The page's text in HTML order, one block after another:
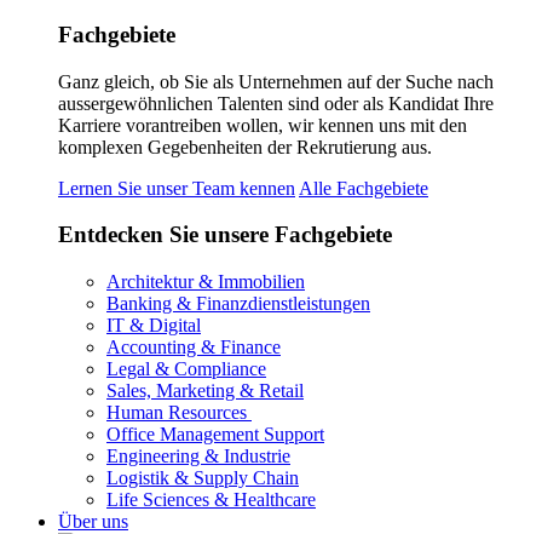
Fachgebiete
Ganz gleich, ob Sie als Unternehmen auf der Suche nach
aussergewöhnlichen Talenten sind oder als Kandidat Ihre
Karriere vorantreiben wollen, wir kennen uns mit den
komplexen Gegebenheiten der Rekrutierung aus.
Lernen Sie unser Team kennen Alle Fachgebiete
Entdecken Sie unsere Fachgebiete
Architektur & Immobilien
Banking & Finanzdienstleistungen
IT & Digital
Accounting & Finance
Legal & Compliance
Sales, Marketing & Retail
Human Resources
Office Management Support
Engineering & Industrie
Logistik & Supply Chain
Life Sciences & Healthcare
Über uns